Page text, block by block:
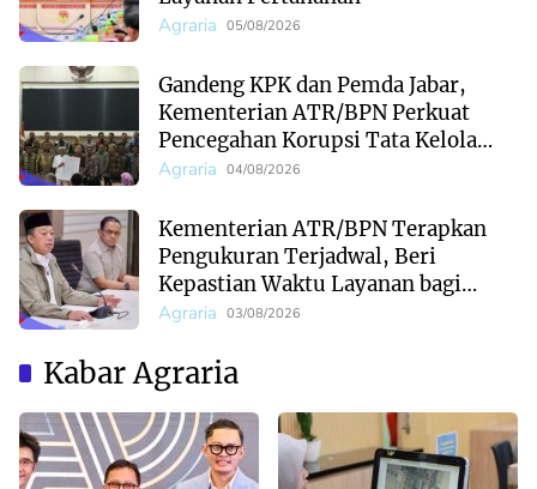
Agraria 05/08/2026
Gandeng KPK dan Pemda Jabar,
Kementerian ATR/BPN Perkuat
Pencegahan Korupsi Tata Kelola
Pertanahan
Agraria 04/08/2026
Kementerian ATR/BPN Terapkan
Pengukuran Terjadwal, Beri
Kepastian Waktu Layanan bagi
Masyarakat
Agraria 03/08/2026
Kabar Agraria